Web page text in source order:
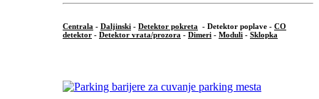
Centrala - Daljinski - Detektor pokreta - Detektor poplave - CO
detektor - Detektor vrata/prozora - Dimeri - Moduli - Sklopka